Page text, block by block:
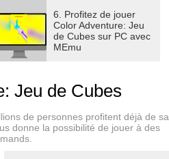
6. Profitez de jouer
Color Adventure: Jeu
de Cubes sur PC avec
MEmu
Jeu de Cubes
de personnes profitent déjà de sa
donne la possibilité de jouer à des